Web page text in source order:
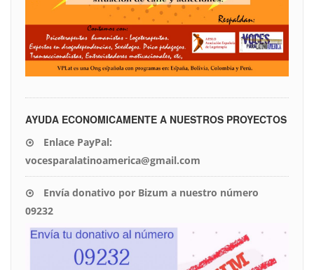
AYUDA ECONOMICAMENTE A NUESTROS PROYECTOS
Enlace PayPal:
vocesparalatinoamerica@gmail.com
Envía donativo por Bizum a nuestro número
09232